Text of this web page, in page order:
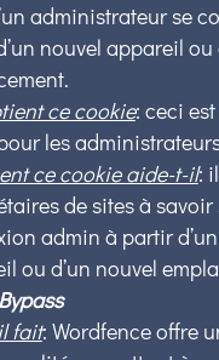
administrateur se
nouvel appareil ou
ce cookie: ceci
les
ce cookie aide-t-il:
de sites à savoir
admin à partir
ou d’un nouvel
fait: Wordfence offre